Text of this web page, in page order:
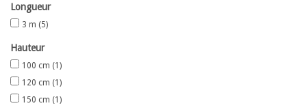
Longueur
3 m (5)
Hauteur
100 cm (1)
120 cm (1)
150 cm (1)